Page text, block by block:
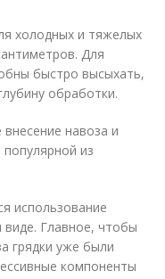
холодных и тяжелых
Для
быстро высыхать,
обработки.
навоза и
из
использование
виде. Главное, чтобы
грядки уже были
компоненты